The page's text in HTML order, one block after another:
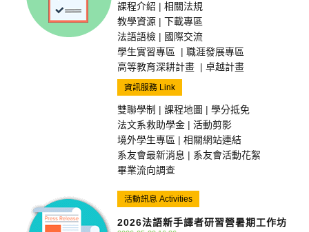
課程介紹 | 相關法規
教學資源 | 下載專區
法語語檢 | 國際交流
學生實習專區
| 職涯發展專區
高等教育深耕計畫 | 卓越計畫
資訊服務 Link
雙聯學制 | 課程地圖 | 學分抵免
法文系救助學金 | 活動剪影
境外學生專區 | 相關網站連結
系友會最新消息 | 系友會活動花絮
畢業流向調查
活動訊息 Activities
2026法語新手譯者研習營暑期工作坊